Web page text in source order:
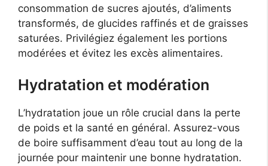
consommation de sucres ajoutés, d’aliments
transformés, de glucides raffinés et de graisses
saturées. Privilégiez également les portions
modérées et évitez les excès alimentaires.
Hydratation et modération
L’hydratation joue un rôle crucial dans la perte
de poids et la santé en général. Assurez-vous
de boire suffisamment d’eau tout au long de la
journée pour maintenir une bonne hydratation.